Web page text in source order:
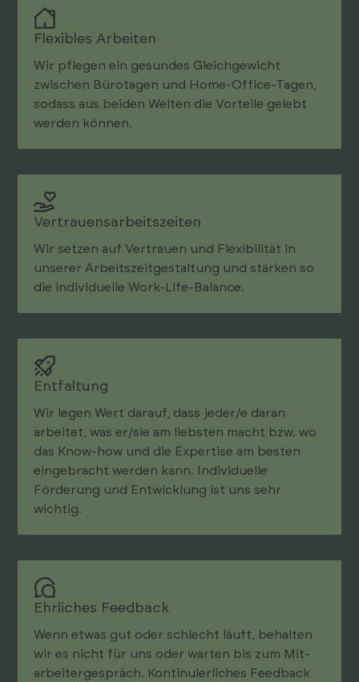
Flexibles Arbeiten
Wir pflegen ein gesundes Gleichgewicht
zwischen Bürotagen und Home-Office-Tagen,
sodass aus beiden Welten die Vorteile gelebt
werden können.
Vertrauensarbeitszeiten
Wir setzen auf Vertrauen und Flexibilität in
unserer Arbeitszeitgestaltung und stärken so
die individuelle Work-Life-Balance.
Entfaltung
Wir legen Wert darauf, dass jeder/e daran
arbeitet, was er/sie am liebsten macht bzw. wo
das Know-how und die Expertise am besten
eingebracht werden kann. Individuelle
Förderung und Entwicklung ist uns sehr
wichtig.
Ehrliches Feedback
Wenn etwas gut oder schlecht läuft, behalten
wir es nicht für uns oder warten bis zum Mit­
arbeiter­gespräch. Kontinuier­liches Feedback